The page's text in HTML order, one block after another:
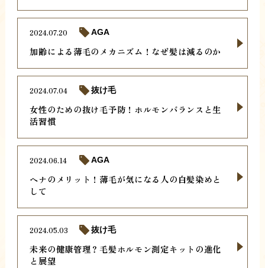
加齢による薄毛のメカニズム！なぜ髪は減るのか
2024.07.20 AGA
女性のための抜け毛予防！ホルモンバランスと生
活習慣
2024.07.04 抜け毛
ヘナのメリット！薄毛が気になる人の白髪染めと
して
2024.06.14 AGA
未来の健康管理？毛髪ホルモン測定キットの進化
と展望
2024.05.03 抜け毛